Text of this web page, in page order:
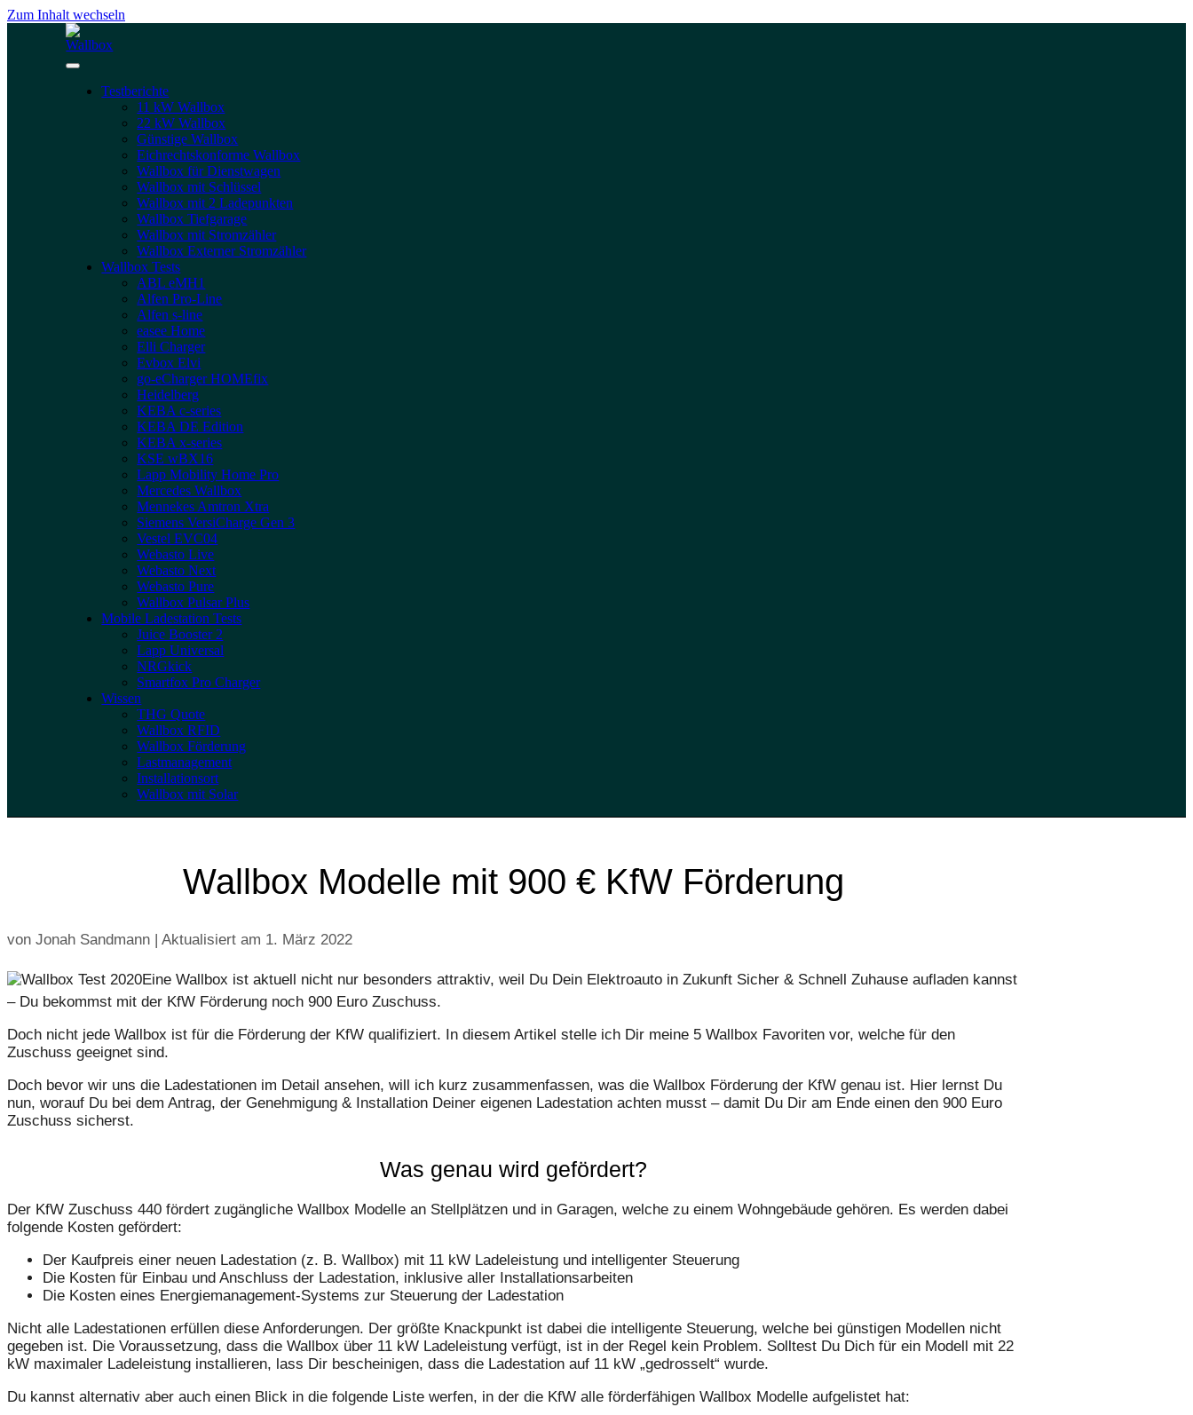
Zum Inhalt wechseln
Testberichte
11 kW Wallbox
22 kW Wallbox
Günstige Wallbox
Eichrechtskonforme Wallbox
Wallbox für Dienstwagen
Wallbox mit Schlüssel
Wallbox mit 2 Ladepunkten
Wallbox Tiefgarage
Wallbox mit Stromzähler
Wallbox Externer Stromzähler
Wallbox Tests
ABL eMH1
Alfen Pro-Line
Alfen s-line
easee Home
Elli Charger
Evbox Elvi
go-eCharger HOMEfix
Heidelberg
KEBA c-series
KEBA DE Edition
KEBA x-series
KSE wBX16
Lapp Mobility Home Pro
Mercedes Wallbox
Mennekes Amtron Xtra
Siemens VersiCharge Gen 3
Vestel EVC04
Webasto Live
Webasto Next
Webasto Pure
Wallbox Pulsar Plus
Mobile Ladestation Tests
Juice Booster 2
Lapp Universal
NRGkick
Smartfox Pro Charger
Wissen
THG Quote
Wallbox RFID
Wallbox Förderung
Lastmanagement
Installationsort
Wallbox mit Solar
Wallbox Modelle mit 900 € KfW Förderung
von Jonah Sandmann | Aktualisiert am 1. März 2022
Eine Wallbox ist aktuell nicht nur besonders attraktiv, weil Du Dein Elektroauto in Zukunft Sicher & Schnell Zuhause aufladen kannst
– Du bekommst mit der KfW Förderung noch 900 Euro Zuschuss.
Doch nicht jede Wallbox ist für die Förderung der KfW qualifiziert. In diesem Artikel stelle ich Dir meine 5 Wallbox Favoriten vor, welche für den
Zuschuss geeignet sind.
Doch bevor wir uns die Ladestationen im Detail ansehen, will ich kurz zusammenfassen, was die Wallbox Förderung der KfW genau ist. Hier lernst Du
nun, worauf Du bei dem Antrag, der Genehmigung & Installation Deiner eigenen Ladestation achten musst – damit Du Dir am Ende einen den 900 Euro
Zuschuss sicherst.
Was genau wird gefördert?
Der KfW Zuschuss 440 fördert zugängliche Wallbox Modelle an Stellplätzen und in Garagen, welche zu einem Wohngebäude gehören. Es werden dabei
folgende Kosten gefördert:
Der Kaufpreis einer neuen Lade­station (z. B. Wallbox) mit 11 kW Ladeleistung und intelligenter Steuerung
Die Kosten für Einbau und An­schluss der Lade­station, inklusive aller Installations­arbeiten
Die Kosten eines Energie­management-Systems zur Steuerung der Lade­station
Nicht alle Ladestationen erfüllen diese Anforderungen. Der größte Knackpunkt ist dabei die intelligente Steuerung, welche bei günstigen Modellen nicht
gegeben ist. Die Voraussetzung, dass die Wallbox über 11 kW Ladeleistung verfügt, ist in der Regel kein Problem. Solltest Du Dich für ein Modell mit 22
kW maximaler Ladeleistung installieren, lass Dir bescheinigen, dass die Ladestation auf 11 kW „gedrosselt“ wurde.
Du kannst alternativ aber auch einen Blick in die folgende Liste werfen, in der die KfW alle förderfähigen Wallbox Modelle aufgelistet hat: